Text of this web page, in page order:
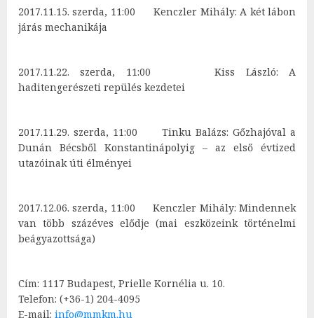
2017.11.15. szerda, 11:00 Kenczler Mihály: A két lábon
járás mechanikája
2017.11.22. szerda, 11:00 Kiss László: A
haditengerészeti repülés kezdetei
2017.11.29. szerda, 11:00 Tinku Balázs: Gőzhajóval a
Dunán Bécsből Konstantinápolyig – az első évtized
utazóinak úti élményei
2017.12.06. szerda, 11:00 Kenczler Mihály: Mindennek
van több százéves elődje (mai eszközeink történelmi
beágyazottsága)
Cím: 1117 Budapest, Prielle Kornélia u. 10.
Telefon: (+36-1) 204-4095
E-mail: info@mmkm.hu